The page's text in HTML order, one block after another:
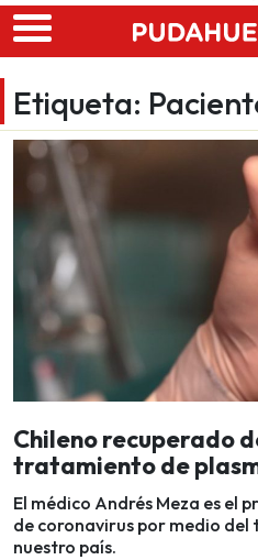
Skip to main content
Etiqueta:
Chileno recuperado
tratamiento de
El médico Andrés Meza es el
de coronavirus por medio
nuestro país.